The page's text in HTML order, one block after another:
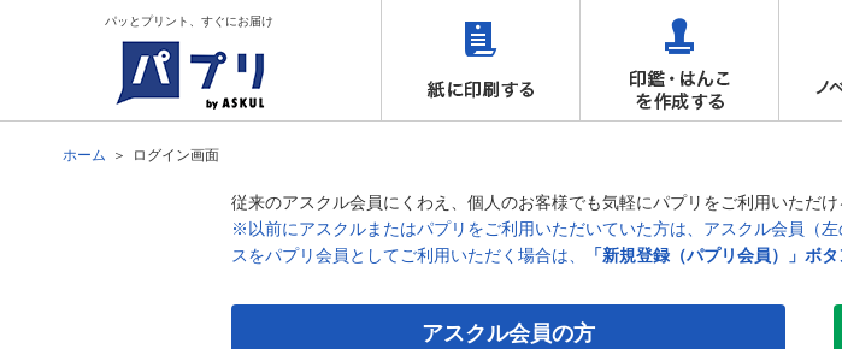
パッとプリント、すぐにお届け
ホーム ログイン画面
従来のアスクル会員にくわえ、個人のお客様でも気軽にパプリをご利用いただ
※以前にアスクルまたはパプリをご利用いただいていた方は、アスクル会員（
スをパプリ会員としてご利用いただく場合は、
「新規登録（パプリ会員）」ボ
アスクル会員の方